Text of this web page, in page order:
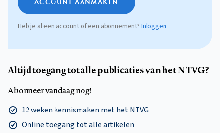
ACCOUNT AANMAKEN
Heb je al een account of een abonnement? Inloggen
Altijd toegang tot alle publicaties van het NTVG?
Abonneer vandaag nog!
12 weken kennismaken met het NTVG
Online toegang tot alle artikelen